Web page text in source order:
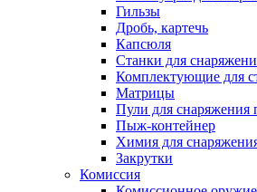
Гильзы
Дробь, картечь
Капсюля
Станки для
Комплектующие для
Матрицы
Пули для снаряжения
Пыж-контейнер
Химия для
Закрутки
Комиссия